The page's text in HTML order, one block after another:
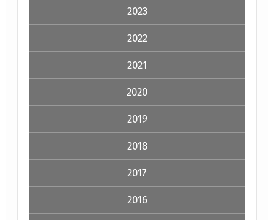
2023
2022
2021
2020
2019
2018
2017
2016